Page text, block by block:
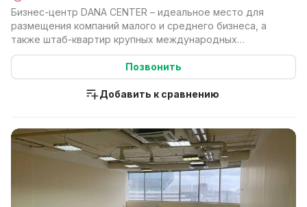
Бизнес-центр DANA CENTER – идеальное место для
размещения компаний малого и среднего бизнеса, а
также штаб-квартир крупных международных
компаний. DAN...
Позвонить
Добавить к сравнению